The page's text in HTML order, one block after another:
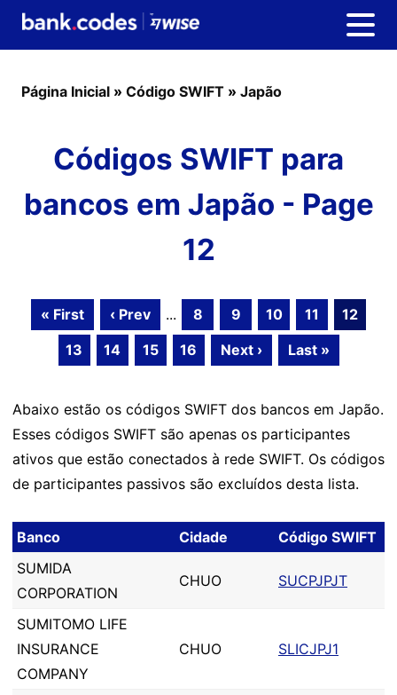
Página Inicial » Código SWIFT » Japão
Códigos SWIFT para
bancos em Japão - Page
12
« First ‹ Prev ... 8 9 10 11
12
13
14 15 16 Next › Last »
Abaixo estão os códigos SWIFT dos bancos em Japão.
Esses códigos SWIFT são apenas os participantes
ativos que estão conectados à rede SWIFT. Os códigos
de participantes passivos são excluídos desta lista.
Banco Cidade
Código SWIFT
SUMIDA
CORPORATION
CHUO SUCPJPJT
SUMITOMO LIFE
INSURANCE
COMPANY
CHUO SLICJPJ1